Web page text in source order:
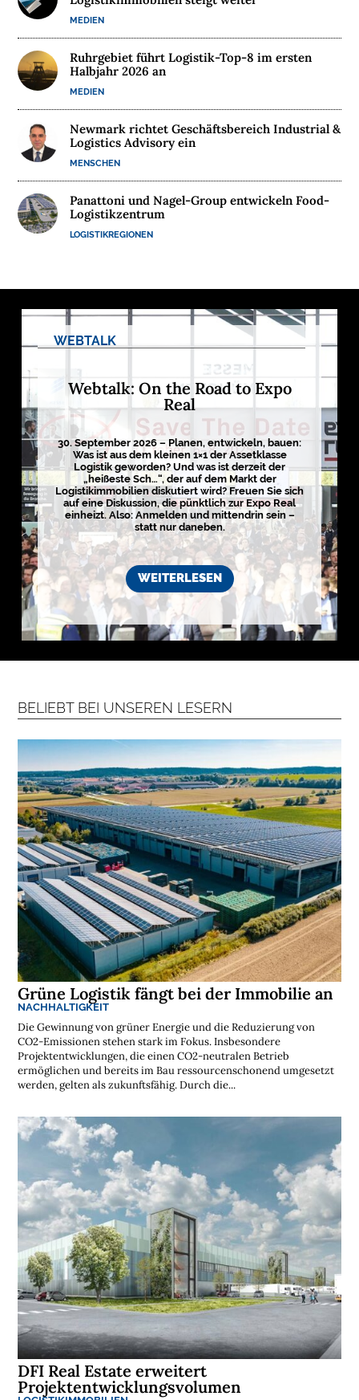
E
R
N
E
H
M
E
N
E
E
E
D
I
N

D
e
t
s
h
a
n
i
s
k
r
e
g
i
o
n
e
n
➔
h
i
e
r
a
n
s
e
h
e
n

D
e
k
o
s
t
e
n
s
e
N
e
w
s
l
e
t
t
e
r
➔
j
e
t
z
t
a
b
n
i
e
r
e
MEDIEN
Ruhrgebiet führt Logistik-Top-8 im ersten
Halbjahr 2026 an
MEDIEN
Newmark richtet Geschäftsbereich Industrial &
Logistics Advisory ein
MENSCHEN
Panattoni und Nagel-Group entwickeln Food-
Logistikzentrum
LOGISTIKREGIONEN
WEBTALK
Webtalk: On the Road to Expo
Real
30. September 2026 – Planen, entwickeln, bauen:
Was ist aus dem kleinen 1×1 der Assetklasse
Logistik geworden? Und was ist derzeit der
„heißeste Sch…“, der auf dem Markt der
Logistikimmobilien diskutiert wird? Freuen Sie sich
auf eine Diskussion, die pünktlich zur Expo Real
einheizt. Also: Anmelden und mittendrin sein –
statt nur daneben.
WEITERLESEN
BELIEBT BEI UNSEREN LESERN
Grüne Logistik fängt bei der Immobilie an
NACHHALTIGKEIT
Die Gewinnung von grüner Energie und die Reduzierung von
CO2-Emissionen stehen stark im Fokus. Insbesondere
Projektentwicklungen, die einen CO2-neutralen Betrieb
ermöglichen und bereits im Bau ressourcenschonend umgesetzt
werden, gelten als zukunftsfähig. Durch die...
DFI Real Estate erweitert
Projektentwicklungsvolumen